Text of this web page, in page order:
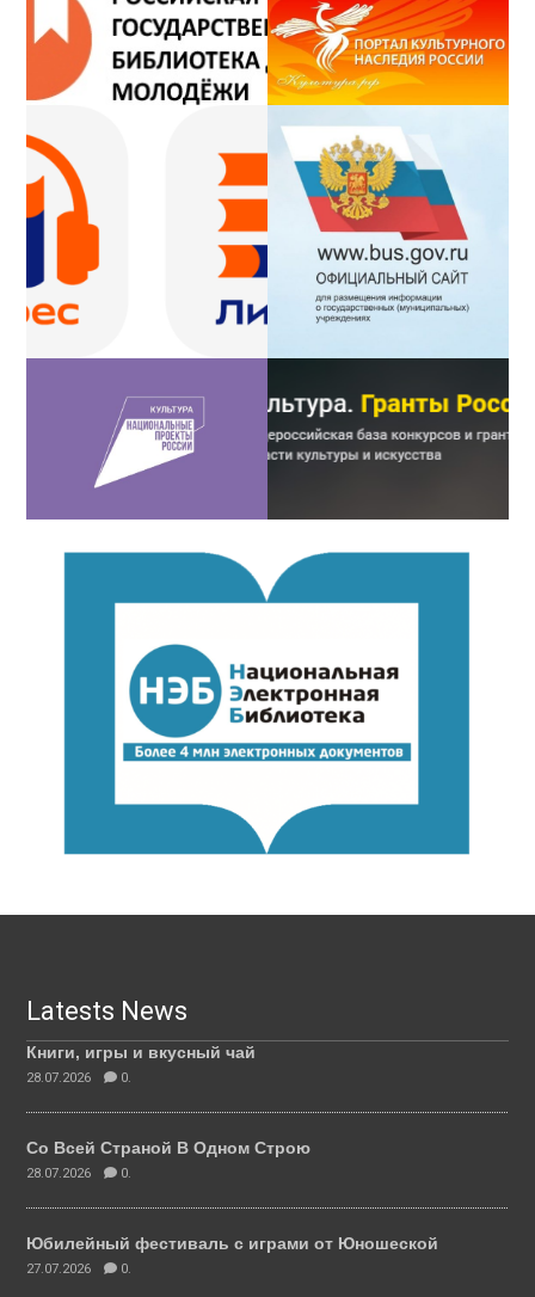
Latests News
Книги, игры и вкусный чай
28.07.2026 0.
Со Всей Страной В Одном Строю
28.07.2026 0.
Юбилейный фестиваль с играми от Юношеской
27.07.2026 0.